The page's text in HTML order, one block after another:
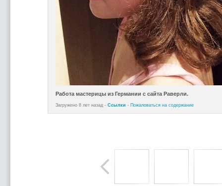
Работа мастерицы из Германии с сайта Раверли.
Загружено 8 лет назад - Ссылки - Пожаловаться на содержание